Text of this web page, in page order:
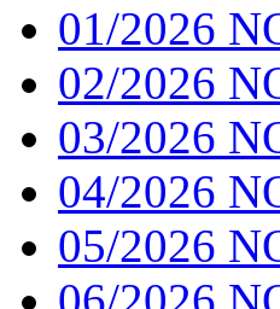
01/2026
02/2026
03/2026
04/2026
05/2026